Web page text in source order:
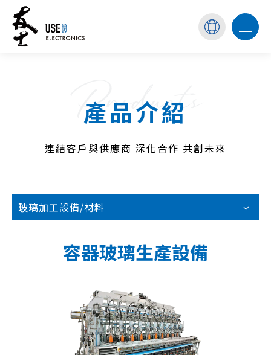
Products
產品介紹
連結客戶與供應商 深化合作 共創未來
玻璃加工設備/材料
容器玻璃生產設備